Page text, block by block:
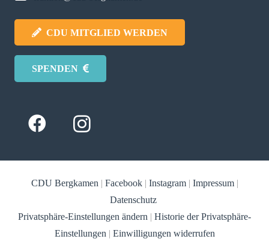
CDU MITGLIED WERDEN
SPENDEN
CDU Bergkamen | Facebook| Instagram| Impressum|
Datenschutz
Privatsphäre-Einstellungen ändern | Historie der Privatsphäre-
Einstellungen | Einwilligungen widerrufen